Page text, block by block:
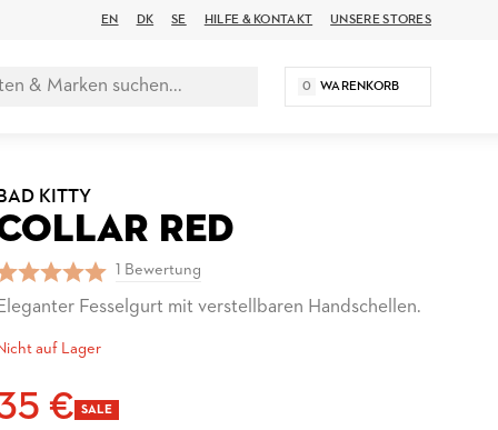
EN DK SE HILFE & KONTAKT UNSERE STORES
0 WARENKORB
BAD KITTY
RED
1 Bewertung
Eleganter Fesselgurt mit verstellbaren Handschellen.
auf Lager
€ SALE